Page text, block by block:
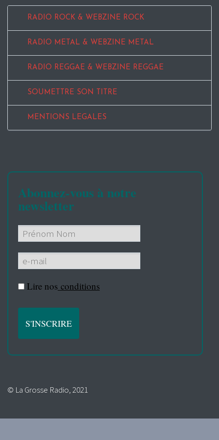
RADIO ROCK & WEBZINE ROCK
RADIO METAL & WEBZINE METAL
RADIO REGGAE & WEBZINE REGGAE
SOUMETTRE SON TITRE
MENTIONS LEGALES
Abonnez-vous à notre
newsletter
Lire nos conditions
© La Grosse Radio, 2021